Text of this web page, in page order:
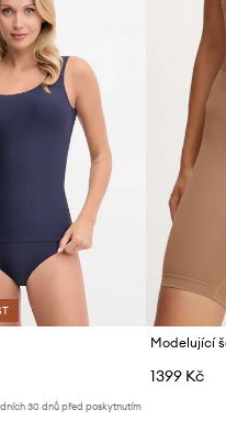
30 dnů před poskytnutím
Modelující
1399 Kč